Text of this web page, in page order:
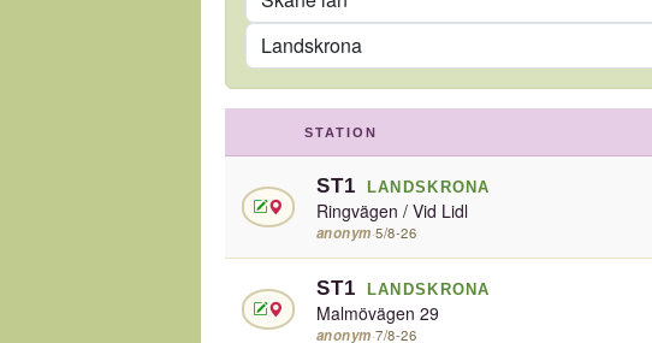
Kommun
STATION
ST1 LANDSKRONA
Ringvägen / Vid Lidl
anonym·5/8-26
ST1 LANDSKRONA
Malmövägen 29
anonym·7/8-26